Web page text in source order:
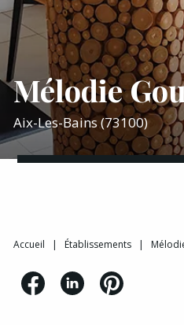
Mélodie
Aix-Les-Bains (73100)
Accueil | Établissements |